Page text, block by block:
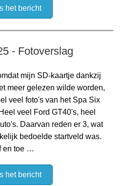
het bericht
- Fotoverslag
mijn SD-kaartje dankzij
meer gelezen wilde worden,
veel foto's van het Spa Six
veel Ford GT40's, heel
Daarvan reden er 3, wat
bedoelde startveld was.
en toe …
het bericht